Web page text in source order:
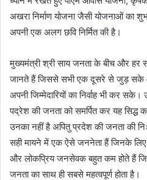
अखरा निर्माण योजना जैसी योजनाओं का
अपनी एक अलग छवि निर्मित की है।
मुख्यमंत्री श्री साय जनता के बीच और हर
जानते हैं जिससे सभी एक दूसरे से जुड़ सके
अपनी जिम्मेदारियों का निर्वाह भी कर
पद्रेश की जनता को समर्पित कर यह सिद्ध
उनका नहीं है अपितु प्रदेश की जनता की
सही मायने में एक ऐसे जननेता हैं जिनके
और लोकप्रिय जनसेवक बहुत कम होते हैं
जनता का साथ ही सबसे महत्वपूर्ण होता है।